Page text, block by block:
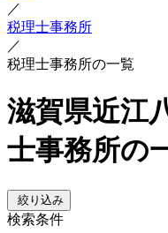
／
税理士事務所
／
税理士事務所の一覧
滋賀県近江
士事務所の
絞り込み
検索条件